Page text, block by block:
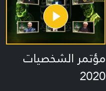
مؤتمر الشخصيات
2020